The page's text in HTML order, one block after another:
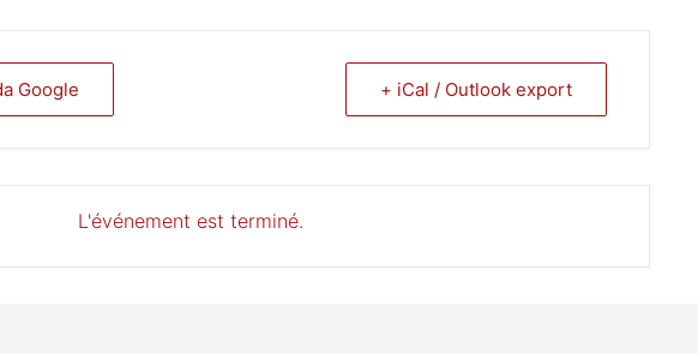
Google + iCal / Outlook export
L'événement est terminé.